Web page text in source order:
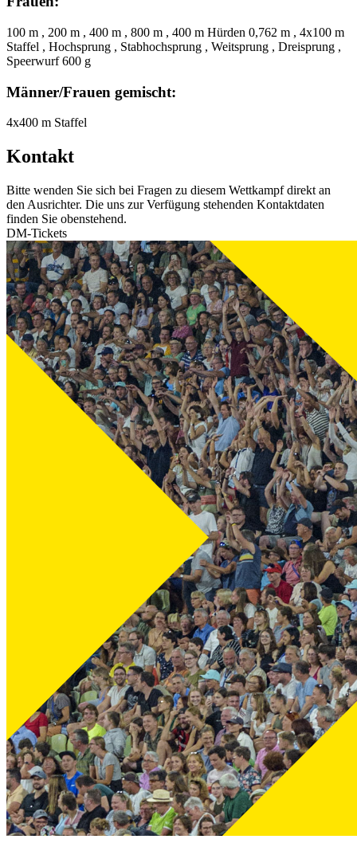
100 m , 200 m , 400 m , 800 m , 400 m Hürden 0,762 m , 4x100 m
Staffel , Hochsprung , Stabhochsprung , Weitsprung , Dreisprung ,
Speerwurf 600 g
Männer/Frauen gemischt:
4x400 m Staffel
Kontakt
Bitte wenden Sie sich bei Fragen zu diesem Wettkampf direkt an
den Ausrichter. Die uns zur Verfügung stehenden Kontaktdaten
finden Sie obenstehend.
DM-Tickets